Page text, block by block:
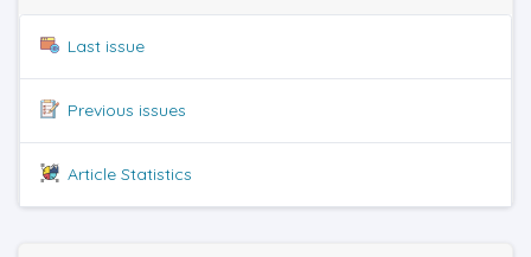
Last issue
Previous issues
Article Statistics